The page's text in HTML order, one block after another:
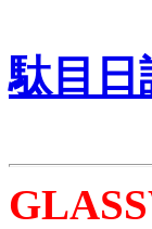
駄目日